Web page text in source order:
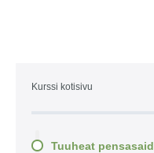
Kurssi kotisivu
Tuuheat